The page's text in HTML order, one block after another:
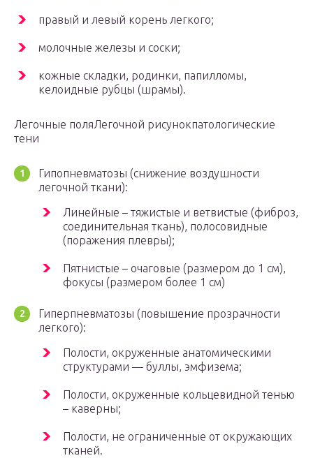
правый и левый корень легкого;
молочные железы и соски;
кожные складки, родинки, папилломы,
келоидные рубцы (шрамы).
Легочные поляЛегочной рисунокпатологические
тени
Гипопневматозы (снижение воздушности
легочной ткани):
Линейные – тяжистые и ветвистые (фиброз,
соединительная ткань), полосовидные
(поражения плевры);
Пятнистые – очаговые (размером до 1 см),
фокусы (размером более 1 см)
Гиперпневматозы (повышение прозрачности
легкого):
Полости, окруженные анатомическими
структурами — буллы, эмфизема;
Полости, окруженные кольцевидной тенью
– каверны;
Полости, не ограниченные от окружающих
тканей.